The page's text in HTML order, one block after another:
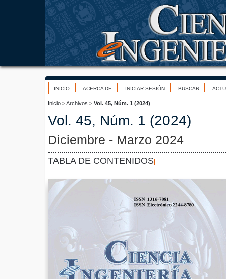
INICIO ACERCA DE INICIAR SESIÓN BUSCAR
Inicio >Archivos > Vol. 45, Núm. 1 (2024)
Vol. 45, Núm. 1 (2024)
Diciembre - Marzo 2024
TABLA DE CONTENIDOS